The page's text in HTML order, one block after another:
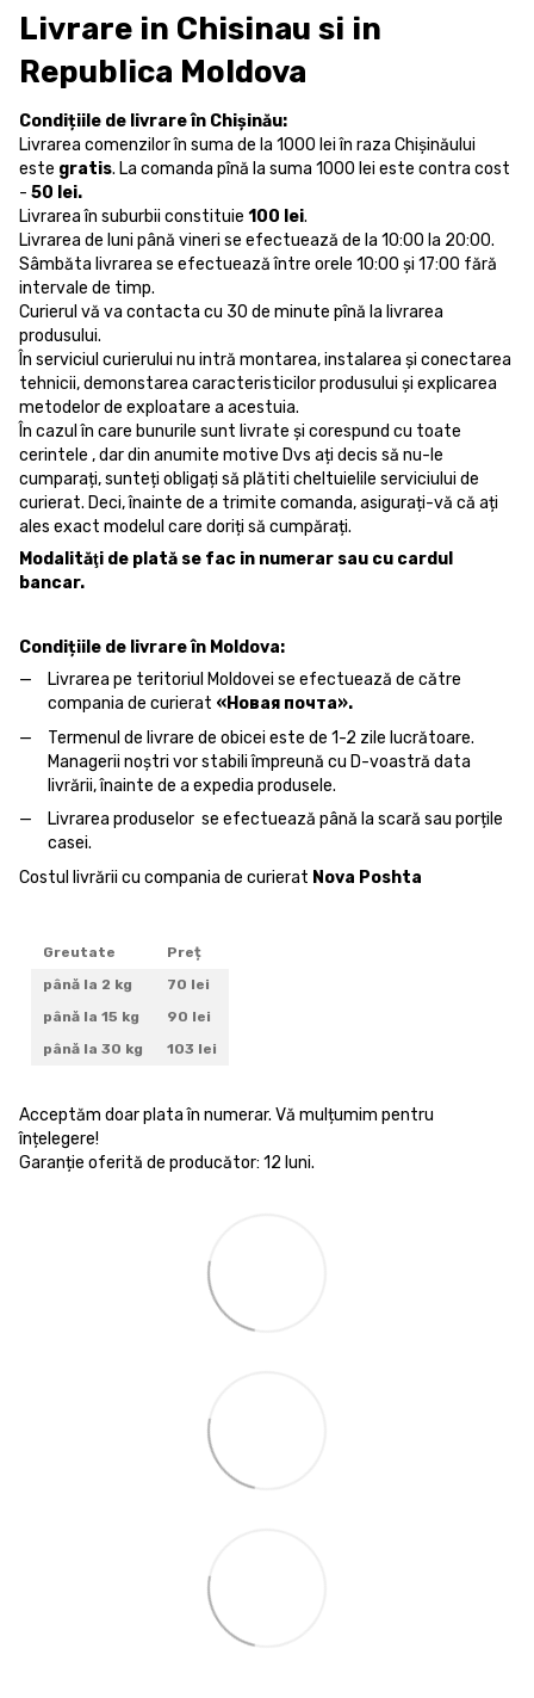
Livrare in Chisinau si in
Republica Moldova
Condițiile de livrare în Chișinău:
Livrarea comenzilor în suma de la 1000 lei în raza Chișinăului
este gratis. La comanda pînă la suma 1000 lei este contra cost
- 50 lei.
Livrarea în suburbii constituie 100 lei.
Livrarea de luni până vineri se efectuează de la 10:00 la 20:00.
Sâmbăta livrarea se efectuează între orele 10:00 și 17:00 fără
intervale de timp.
Curierul vă va contacta cu 30 de minute pînă la livrarea
produsului.
În serviciul curierului nu intră montarea, instalarea și conectarea
tehnicii, demonstarea caracteristicilor produsului și explicarea
metodelor de exploatare a acestuia.
În cazul în care bunurile sunt livrate și corespund cu toate
cerintele , dar din anumite motive Dvs ați decis să nu-le
cumparați, sunteți obligați să plătiti cheltuielile serviciului de
curierat. Deci, înainte de a trimite comanda, asigurați-vă că ați
ales exact modelul care doriți să cumpărați.
Modalităţi de plată se fac in numerar sau cu cardul
bancar.
Condițiile de livrare în Moldova:
Livrarea pe teritoriul Moldovei se efectuează de către
compania de curierat «Новая почта».
Termenul de livrare de obicei este de 1-2 zile lucrătoare.
Managerii noștri vor stabili împreună cu D-voastră data
livrării, înainte de a expedia produsele.
Livrarea produselor se efectuează până la scară sau porțile
casei.
Costul livrării cu compania de curierat Nova Poshta
Greutate
Preț
până la 2 kg
70 lei
până la 15 kg
90 lei
până la 30 kg
103 lei
Acceptăm doar plata în numerar. Vă mulțumim pentru
înțelegere!
Garanție oferită de producător: 12 luni.